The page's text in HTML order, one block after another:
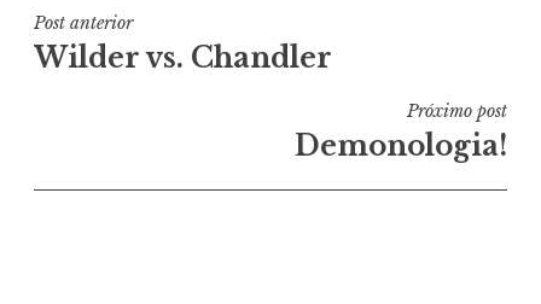
Navegação
de
Post anterior
Wilder vs. Chandler
Próximo post
Demonologia!